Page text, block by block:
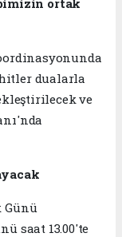
dualarla
ve
Günü
saat 13.00'te